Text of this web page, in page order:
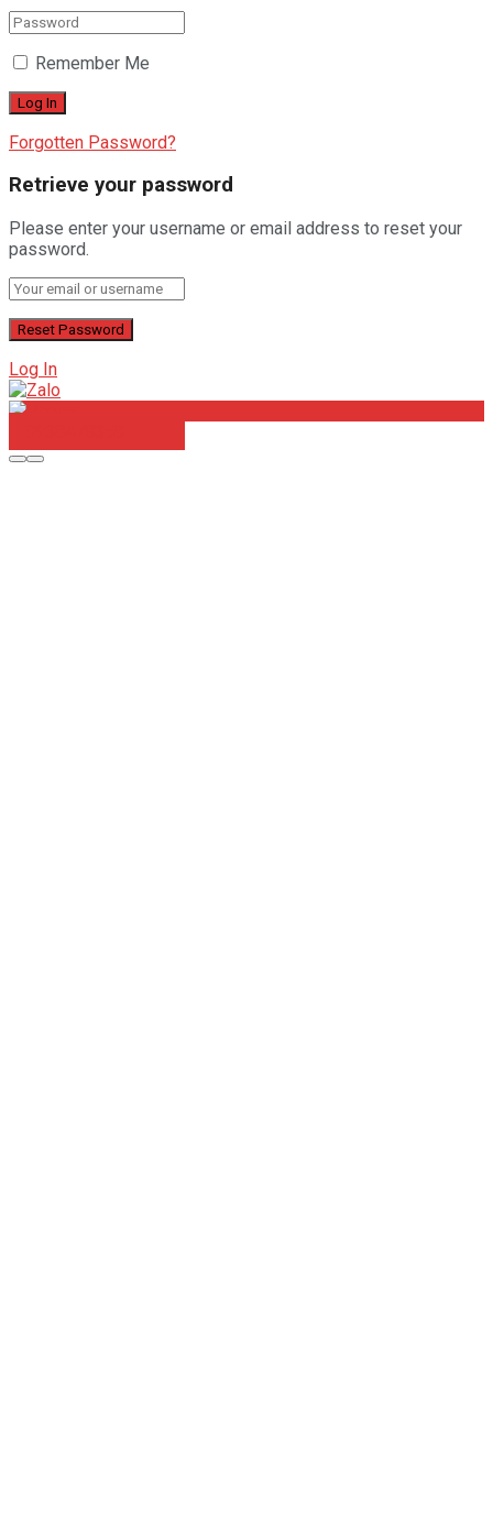
Remember Me
Forgotten Password?
Retrieve your password
Please enter your username or email address to reset your
password.
Log In